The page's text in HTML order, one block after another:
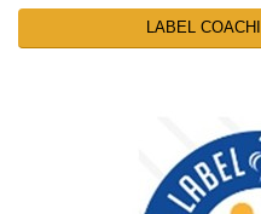
LABEL